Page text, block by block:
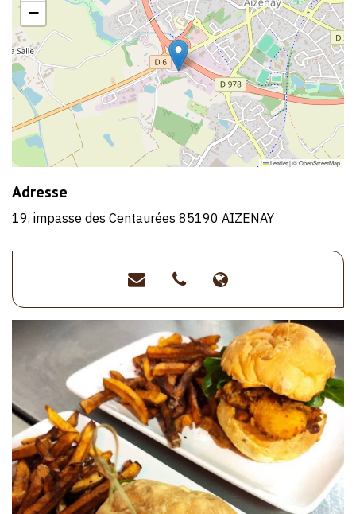
−
Leaflet|©OpenStreetMap
Adresse
19, impasse des Centaurées 85190 AIZENAY
>02
51
07
03
43
>https://
locale=fr_FR